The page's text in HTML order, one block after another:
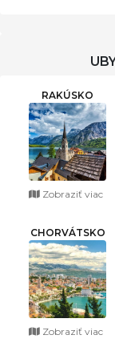
RAKÚSKO
Zobraziť viac
CHORVÁTSKO
Zobraziť viac